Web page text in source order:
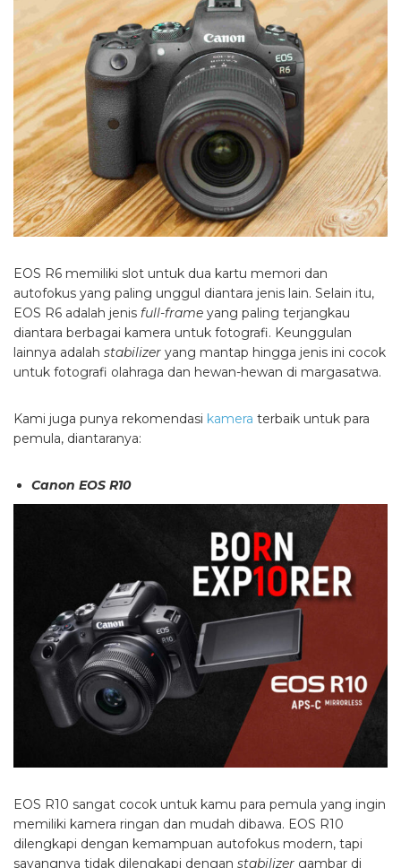
EOS R6 memiliki slot untuk dua kartu memori dan
autofokus yang paling unggul diantara jenis lain. Selain itu,
EOS R6 adalah jenis full-frame yang paling terjangkau
diantara berbagai kamera untuk fotografi. Keunggulan
lainnya adalah stabilizer yang mantap hingga jenis ini cocok
untuk fotografi olahraga dan hewan-hewan di margasatwa.
Kami juga punya rekomendasi kamera terbaik untuk para
pemula, diantaranya:
Canon EOS R10
EOS R10 sangat cocok untuk kamu para pemula yang ingin
memiliki kamera ringan dan mudah dibawa. EOS R10
dilengkapi dengan kemampuan autofokus modern, tapi
sayangnya tidak dilengkapi dengan stabilizer gambar di